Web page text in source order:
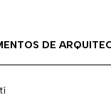
DE